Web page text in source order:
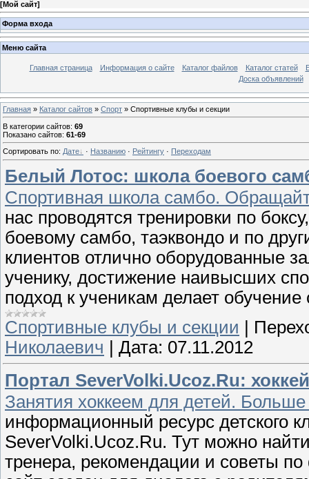
[Мой сайт]
Форма входа
Меню сайта
Главная страница Информация о сайте Каталог файлов Каталог статей
Доска объявлений
Главная » Каталог сайтов » Спорт » Спортивные клубы и секции
В категории сайтов: 69
Показано сайтов: 61-69
Сортировать по: Дате · Названию · Рейтингу · Переходам
Белый Лотос: школа боевого
Спортивная школа самбо.
нас проводятся тренировки по
боевому самбо, таэквондо и по
клиентов отлично оборудованные
ученику, достижение наивысших
подход к ученикам делает обучение
Спортивные клубы и секции
Николаевич
Дата: 07.11.2012
Портал SeverVolki.Ucoz.Ru:
Занятия хоккеем для детей.
информационный ресурс детского
SeverVolki.Ucoz.Ru. Тут можно
тренера, рекомендации и советы